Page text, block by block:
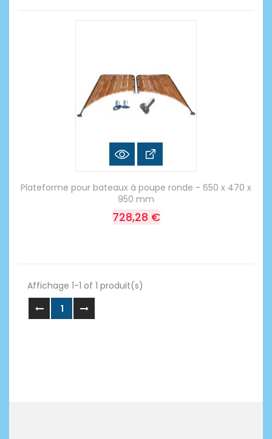
Plateforme pour bateaux à poupe ronde - 650 x 470 x
950 mm
728,28 €
Affichage 1-1 of 1 produit(s)
1